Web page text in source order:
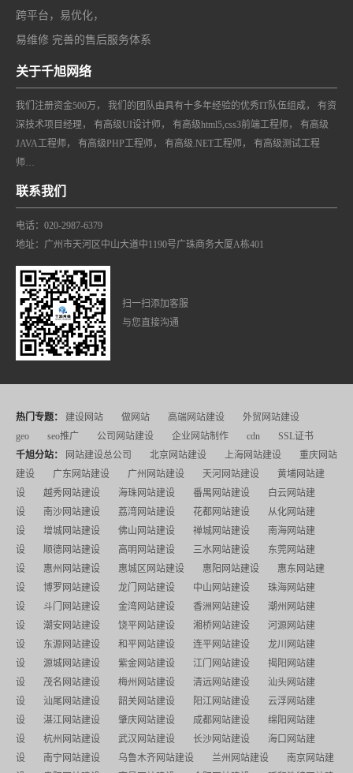
跨平台，易优化，
易维修 完善的售后服务体系
关于千旭网络
我们注册资金500万， 我们的团队由具有十多年经验的优秀IT队伍组成， 有资
深技术项目经理， 有高级UI设计师， 有高级html5,css3前端工程师， 有高级
JAVA工程师， 有高级PHP工程师， 有高级.NET工程师， 有高级测试工程
师…
联系我们
电话：020-2987-6379
地址：广州市天河区中山大道中1190号广珠商务大厦A栋401
扫一扫添加客服
与您直接沟通
热门专题： 建设网站 做网站 高端网站建设
外贸网站建设
geo
seo推广 公司网站建设 企业网站制作 cdn
SSL证书
千旭分站：
网站建设总公司 北京网站建设 上海网站建设
重庆网站
建设
广东网站建设 广州网站建设 天河网站建设
黄埔网站建
设
越秀网站建设 海珠网站建设 番禺网站建设
白云网站建
设
南沙网站建设 荔湾网站建设 花都网站建设
从化网站建
设
增城网站建设 佛山网站建设 禅城网站建设
南海网站建
设
顺德网站建设 高明网站建设 三水网站建设
东莞网站建
设
惠州网站建设 惠城区网站建设 惠阳网站建设
惠东网站建
设
博罗网站建设 龙门网站建设 中山网站建设
珠海网站建
设
斗门网站建设 金湾网站建设 香洲网站建设
潮州网站建
设
潮安网站建设 饶平网站建设 湘桥网站建设
河源网站建
设
东源网站建设 和平网站建设 连平网站建设
龙川网站建
设
源城网站建设 紫金网站建设 江门网站建设
揭阳网站建
设
茂名网站建设 梅州网站建设 清远网站建设
汕头网站建
设
汕尾网站建设 韶关网站建设 阳江网站建设
云浮网站建
设
湛江网站建设 肇庆网站建设 成都网站建设
绵阳网站建
设
杭州网站建设 武汉网站建设 长沙网站建设
海口网站建
设
南宁网站建设 乌鲁木齐网站建设 兰州网站建设
南京网站建